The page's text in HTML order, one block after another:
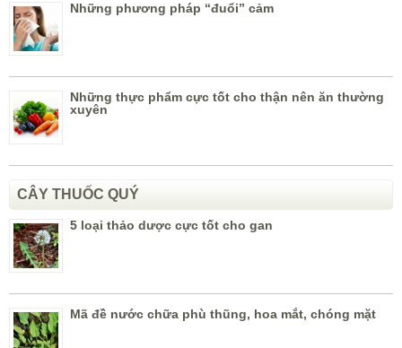
Những phương pháp “đuổi” cảm
Những thực phẩm cực tốt cho thận nên ăn thường
xuyên
CÂY THUỐC QUÝ
5 loại thảo dược cực tốt cho gan
Mã đề nước chữa phù thũng, hoa mắt, chóng mặt